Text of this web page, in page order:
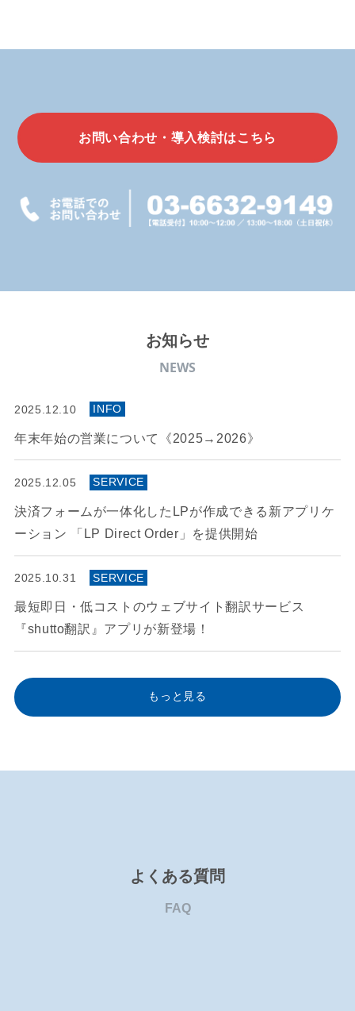
お問い合わせ・導入検討はこちら
お知らせ
NEWS
2025.12.10 INFO
年末年始の営業について《2025→2026》
2025.12.05 SERVICE
決済フォームが一体化したLPが作成できる新アプリケ
ーション 「LP Direct Order」を提供開始
2025.10.31 SERVICE
最短即日・低コストのウェブサイト翻訳サービス
『shutto翻訳』アプリが新登場！
もっと見る
よくある質問
FAQ